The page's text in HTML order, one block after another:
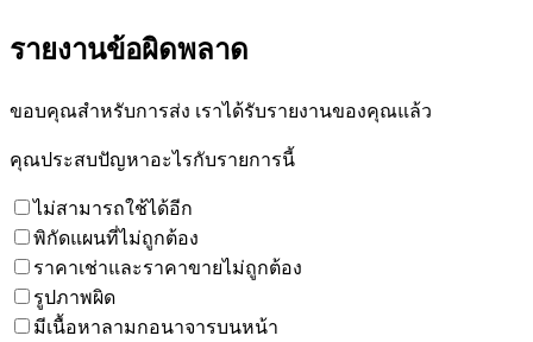
รายงานข้อผิดพลาด
ขอบคุณสำหรับการส่ง เราได้รับรายงานของคุณแล้ว
คุณประสบปัญหาอะไรกับรายการนี้
ไม่สามารถใช้ได้อีก
พิกัดแผนที่ไม่ถูกต้อง
ราคาเช่าและราคาขายไม่ถูกต้อง
รูปภาพผิด
มีเนื้อหาลามกอนาจารบนหน้า